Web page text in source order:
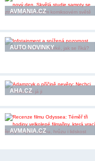
AVMANIA.CZ
AUTO NOVINKY
AHA.CZ
AVMANIA.CZ